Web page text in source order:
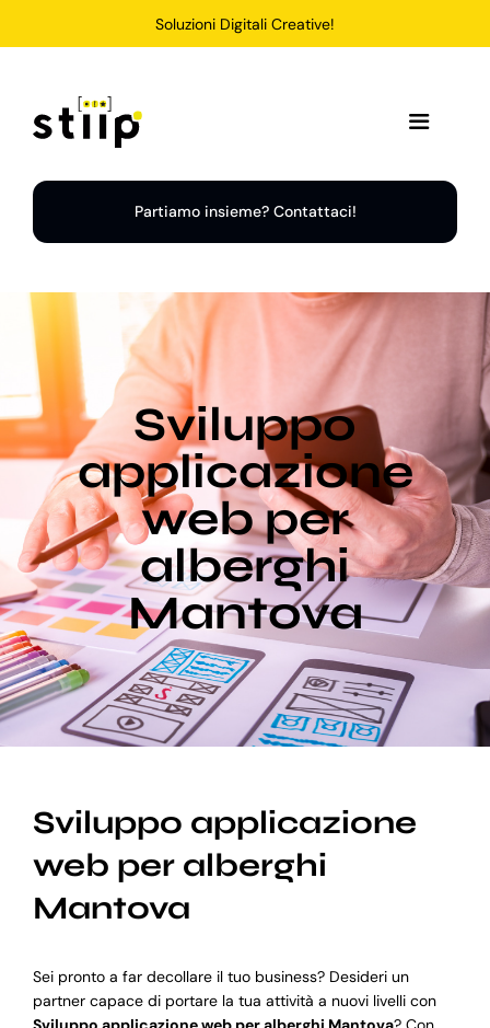
Soluzioni Digitali Creative!
Toggle
Home
Soluzioni
Chi Siamo
Portfolio
Blog
Supporto
Partiamo insieme? Contattaci!
Sviluppo
applicazione
web per
alberghi
Mantova
Sviluppo applicazione
web per alberghi
Mantova
Sei pronto a far decollare il tuo business? Desideri un
partner capace di portare la tua attività a nuovi livelli con